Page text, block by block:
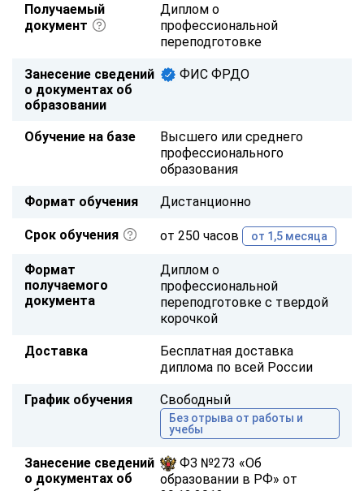
Получаемый
документ
Диплом о
профессиональной
переподготовке
Занесение сведений
о документах об
образовании
ФИС ФРДО
Обучение на базе
Высшего или среднего
профессионального
образования
Формат обучения Дистанционно
Срок обучения от 250 часов от 1,5 месяца
Формат
получаемого
документа
Диплом о
профессиональной
переподготовке с твердой
корочкой
Доставка
Бесплатная доставка
диплома по всей России
График обучения Свободный
Без отрыва от работы и
учебы
Занесение сведений
о документах об
ФЗ №273 «Об
образовании в РФ» от